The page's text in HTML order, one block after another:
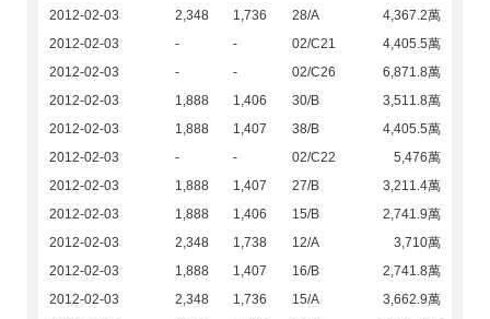
2012-02-03
2,348 1,736 28/A
4,367.2萬
2012-02-03
- - 02/C21
4,405.5萬
2012-02-03
- - 02/C26
6,871.8萬
2012-02-03
1,888 1,406 30/B
3,511.8萬
2012-02-03
1,888 1,407 38/B
4,405.5萬
2012-02-03
- - 02/C22
5,476萬
2012-02-03
1,888 1,407 27/B
3,211.4萬
2012-02-03
1,888 1,406 15/B
2,741.9萬
2012-02-03
2,348 1,738 12/A
3,710萬
2012-02-03
1,888 1,407 16/B
2,741.8萬
2012-02-03
2,348 1,736 15/A
3,662.9萬